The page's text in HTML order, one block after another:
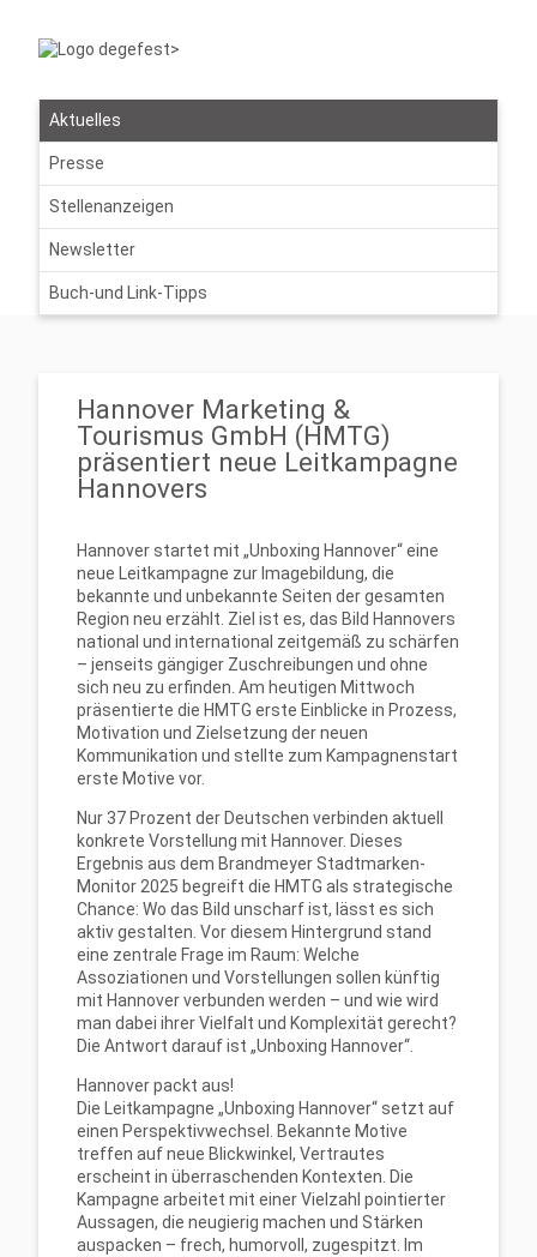
Aktuelles
Presse
Stellenanzeigen
Newsletter
Buch-und Link-Tipps
Hannover Marketing &
Tourismus GmbH (HMTG)
präsentiert neue Leitkampagne
Hannovers
Hannover startet mit „Unboxing Hannover“ eine
neue Leitkampagne zur Imagebildung, die
bekannte und unbekannte Seiten der gesamten
Region neu erzählt. Ziel ist es, das Bild Hannovers
national und international zeitgemäß zu schärfen
– jenseits gängiger Zuschreibungen und ohne
sich neu zu erfinden. Am heutigen Mittwoch
präsentierte die HMTG erste Einblicke in Prozess,
Motivation und Zielsetzung der neuen
Kommunikation und stellte zum Kampagnenstart
erste Motive vor.
Nur 37 Prozent der Deutschen verbinden aktuell
konkrete Vorstellung mit Hannover. Dieses
Ergebnis aus dem Brandmeyer Stadtmarken-
Monitor 2025 begreift die HMTG als strategische
Chance: Wo das Bild unscharf ist, lässt es sich
aktiv gestalten. Vor diesem Hintergrund stand
eine zentrale Frage im Raum: Welche
Assoziationen und Vorstellungen sollen künftig
mit Hannover verbunden werden – und wie wird
man dabei ihrer Vielfalt und Komplexität gerecht?
Die Antwort darauf ist „Unboxing Hannover“.
Hannover packt aus!
Die Leitkampagne „Unboxing Hannover“ setzt auf
einen Perspektivwechsel. Bekannte Motive
treffen auf neue Blickwinkel, Vertrautes
erscheint in überraschenden Kontexten. Die
Kampagne arbeitet mit einer Vielzahl pointierter
Aussagen, die neugierig machen und Stärken
auspacken – frech, humorvoll, zugespitzt. Im